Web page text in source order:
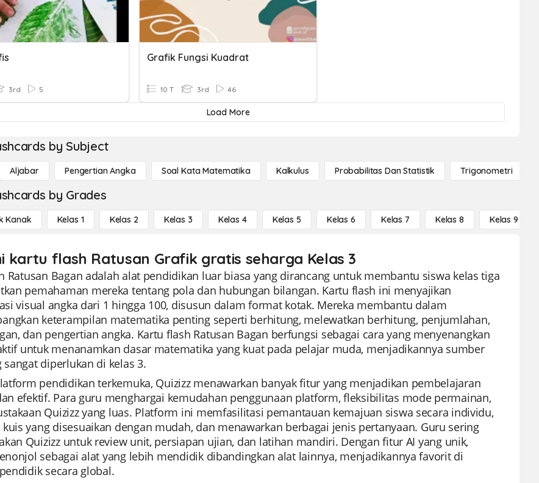
3rd 5
Grafik Fungsi Kuadrat
10 T 3rd 46
Load More
by Subject
Aljabar Pengertian Angka Soal Kata Matematika Kalkulus Probabilitas Dan Statistik Trigonometri
by Grades
Kanak Kelas 1 Kelas 2 Kelas 3 Kelas 4 Kelas 5 Kelas 6 Kelas 7 Kelas 8 Kelas 9
kartu flash Ratusan Grafik gratis seharga Kelas 3
Ratusan Bagan adalah alat pendidikan luar biasa yang dirancang untuk membantu siswa kelas tiga
pemahaman mereka tentang pola dan hubungan bilangan. Kartu flash ini menyajikan
visual angka dari 1 hingga 100, disusun dalam format kotak. Mereka membantu dalam
keterampilan matematika penting seperti berhitung, melewatkan berhitung, penjumlahan,
dan pengertian angka. Kartu flash Ratusan Bagan berfungsi sebagai cara yang menyenangkan
untuk menanamkan dasar matematika yang kuat pada pelajar muda, menjadikannya sumber
sangat diperlukan di kelas 3.
pendidikan terkemuka, Quizizz menawarkan banyak fitur yang menjadikan pembelajaran
efektif. Para guru menghargai kemudahan penggunaan platform, fleksibilitas mode permainan,
Quizizz yang luas. Platform ini memfasilitasi pemantauan kemajuan siswa secara individu,
yang disesuaikan dengan mudah, dan menawarkan berbagai jenis pertanyaan. Guru sering
Quizizz untuk review unit, persiapan ujian, dan latihan mandiri. Dengan fitur AI yang unik,
sebagai alat yang lebih mendidik dibandingkan alat lainnya, menjadikannya favorit di
secara global.